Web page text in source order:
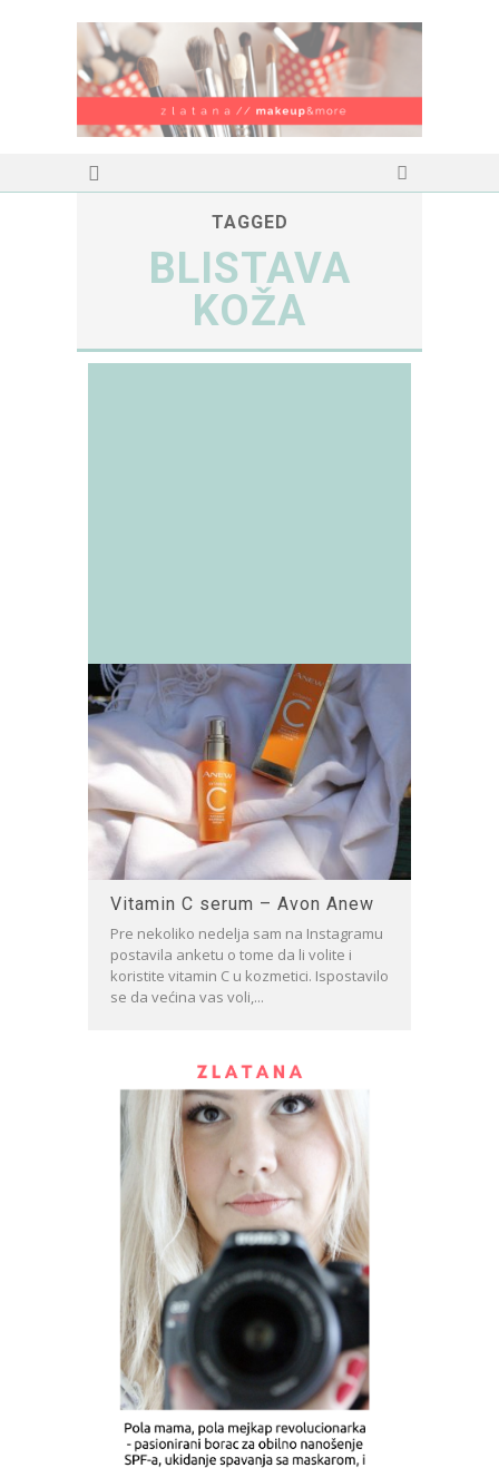
TAGGED
BLISTAVA
KOŽA
Vitamin C serum – Avon Anew
Pre nekoliko nedelja sam na Instagramu
postavila anketu o tome da li volite i
koristite vitamin C u kozmetici. Ispostavilo
se da većina vas voli,...